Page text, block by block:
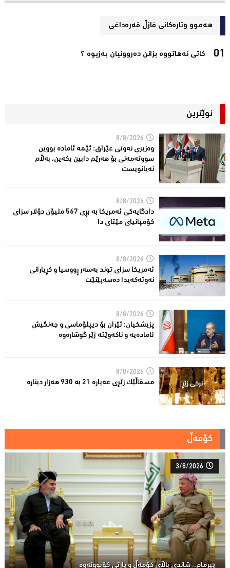
هەموو وتارەکانی فازڵ قه‌ره‌داغی
كاتی نه‌هاتووه‌ بزانن ده‌روونیان به‌زیوه‌ ؟‌
نوێترین
8/8/2026
وەزیری نەوتی عێراق: ئێمە ئامادە بووین
سووتەمەنی بۆ هەرێم دابین بكەین، بەڵام
نەیانویست
8/8/2026
دادگایەكی ئەمریكا بە بڕی 567 ملیۆن دۆلار سزای
كۆمپانیای مێتای دا
8/8/2026
ئەمریكا سزای توند بەسەر ڕووسیا و كڕیارانی
نەوتەكەیدا دەسەپێنێت
8/8/2026
پزیشكیان: ئێران بۆ دیپلۆماسی و جەنگیش
ئامادەیە و ناکەوێتە ژێر گوشارەوە
8/8/2026
مسقاڵێک زێڕی عەیارە 21 بە 930 هەزار دینارە
کۆمەڵ
3/8/2026
پیرمام.. شاندی باڵای كۆمه‌ڵ و پارتی كۆبوونه‌وه‌